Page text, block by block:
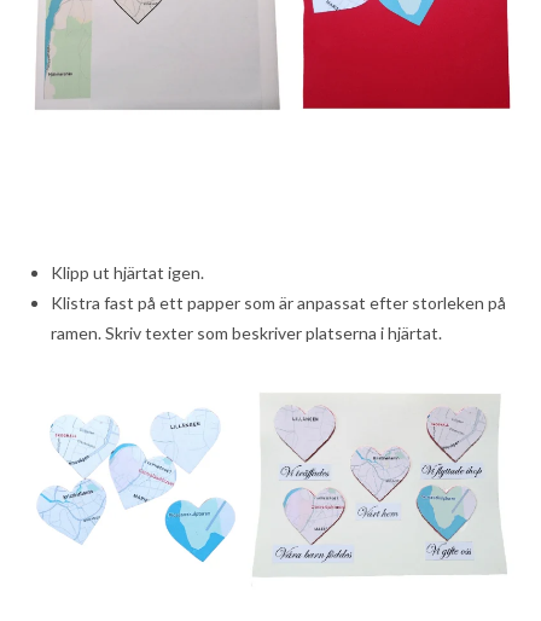
Klipp ut hjärtat igen.
Klistra fast på ett papper som är anpassat efter storleken på
ramen. Skriv texter som beskriver platserna i hjärtat.